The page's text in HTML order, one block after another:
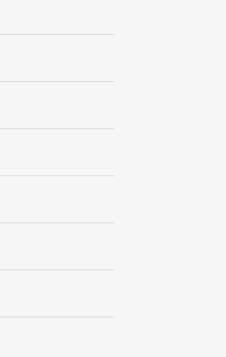
13 décembre 2018